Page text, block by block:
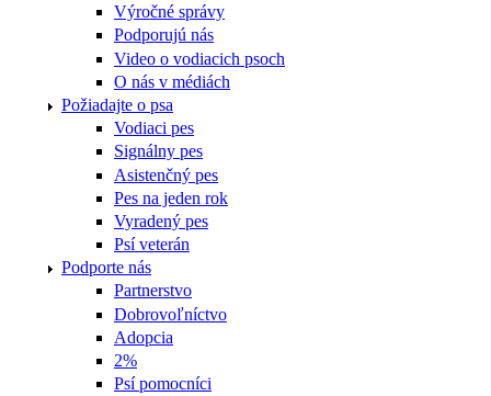
Výročné správy
Podporujú nás
Video o vodiacich psoch
O nás v médiách
Požiadajte o psa
Vodiaci pes
Signálny pes
Asistenčný pes
Pes na jeden rok
Vyradený pes
Psí veterán
Podporte nás
Partnerstvo
Dobrovoľníctvo
Adopcia
2%
Psí pomocníci